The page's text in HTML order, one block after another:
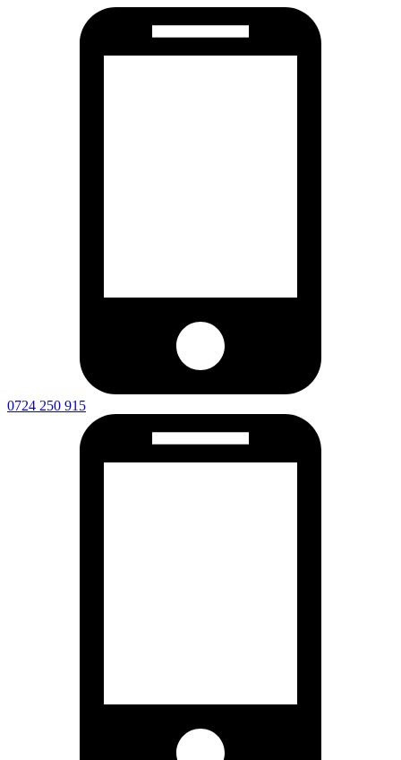
0724 250 915